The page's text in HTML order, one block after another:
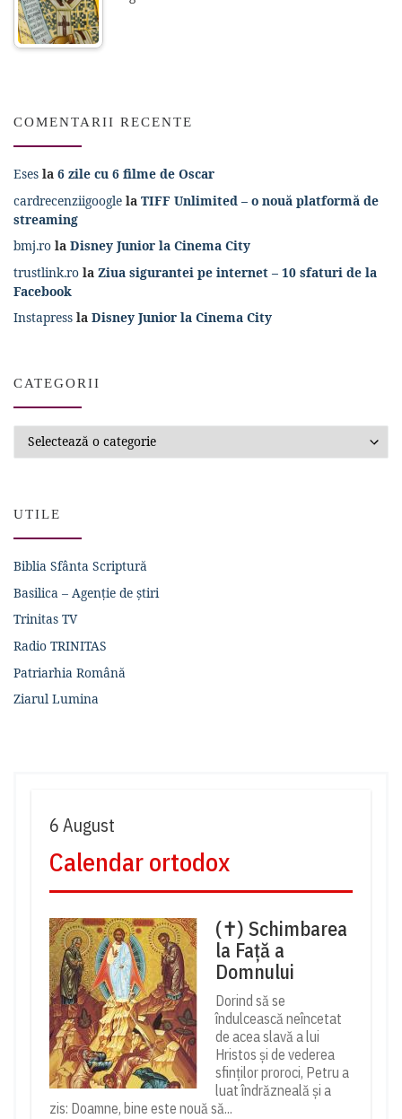
COMENTARII RECENTE
Eses la 6 zile cu 6 filme de Oscar
cardrecenziigoogle la TIFF Unlimited – o nouă platformă de
streaming
bmj.ro la Disney Junior la Cinema City
trustlink.ro la Ziua sigurantei pe internet – 10 sfaturi de la
Facebook
Instapress la Disney Junior la Cinema City
CATEGORII
UTILE
Biblia Sfânta Scriptură
Basilica – Agenție de știri
Trinitas TV
Radio TRINITAS
Patriarhia Română
Ziarul Lumina
6 August
Calendar ortodox
(✝) Schimbarea
la Față a
Domnului
Dorind să se
îndulcească neîncetat
de acea slavă a lui
Hristos și de vederea
sfinților proroci, Petru a
luat îndrăzneală și a
zis: Doamne, bine este nouă să...